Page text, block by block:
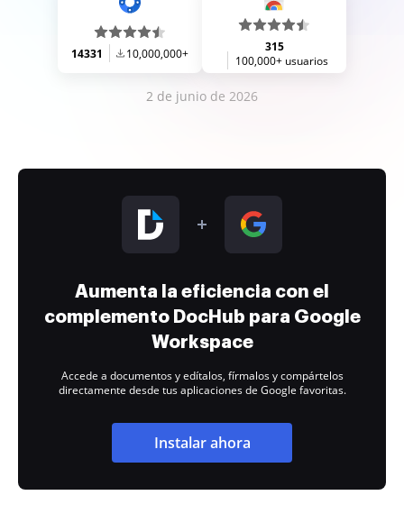
14331 10,000,000+
315
100,000+ usuarios
2 de junio de 2026
Aumenta la eficiencia con el
complemento DocHub para Google
Workspace
Accede a documentos y edítalos, fírmalos y compártelos
directamente desde tus aplicaciones de Google favoritas.
Instalar ahora